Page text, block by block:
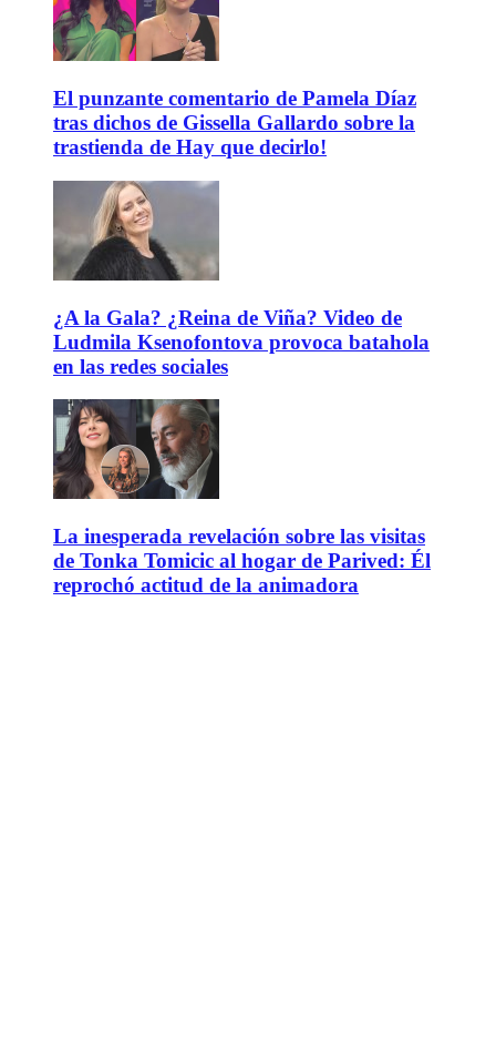
El punzante comentario de Pamela Díaz
tras dichos de Gissella Gallardo sobre la
trastienda de Hay que decirlo!
¿A la Gala? ¿Reina de Viña? Video de
Ludmila Ksenofontova provoca batahola
en las redes sociales
La inesperada revelación sobre las visitas
de Tonka Tomicic al hogar de Parived: Él
reprochó actitud de la animadora